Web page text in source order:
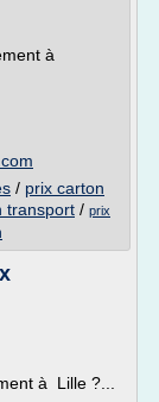
à
/ prix carton
transport / prix
à Lille ?...